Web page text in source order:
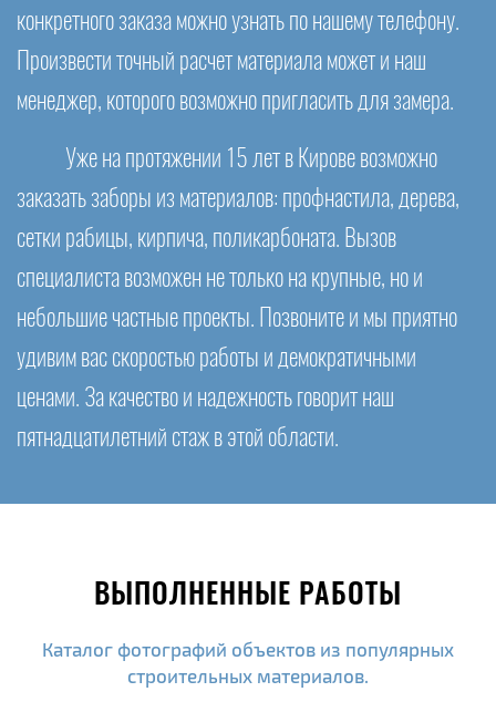
конкретного заказа можно узнать по нашему телефону.
Произвести точный расчет материала может и наш
менеджер, которого возможно пригласить для замера.
Уже на протяжении 15 лет в Кирове возможно
заказать заборы из материалов: профнастила, дерева,
сетки рабицы, кирпича, поликарбоната. Вызов
специалиста возможен не только на крупные, но и
небольшие частные проекты. Позвоните и мы приятно
удивим вас скоростью работы и демократичными
ценами. За качество и надежность говорит наш
пятнадцатилетний стаж в этой области.
ВЫПОЛНЕННЫЕ РАБОТЫ
Каталог фотографий объектов из популярных
строительных материалов.